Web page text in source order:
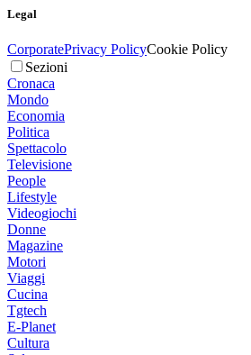
Legal
CorporatePrivacy PolicyCookie Policy
Sezioni
Cronaca
Mondo
Economia
Politica
Spettacolo
Televisione
People
Lifestyle
Videogiochi
Donne
Magazine
Motori
Viaggi
Cucina
Tgtech
E-Planet
Cultura